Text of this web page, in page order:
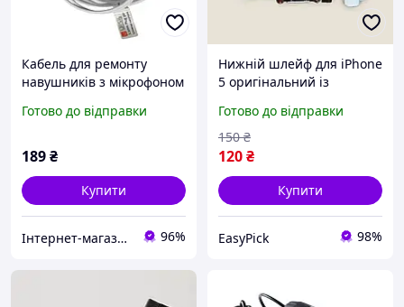
Кабель для ремонту
навушників з мікрофоном
Білий
Готово до відправки
189₴
Купити
Інтернет-магазин "max-it.com.ua" 96%
Нижній шлейф для iPhone
5 оригінальний із
навушників і мікрофоном
для якісного ремонту
Готово до відправки
120₴
150 ₴
Купити
EasyPick 98%